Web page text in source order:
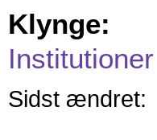
Klynge:
Sidst ændret: